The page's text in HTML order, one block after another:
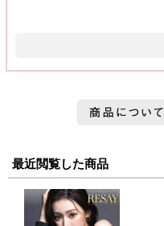
最近閲覧した商品